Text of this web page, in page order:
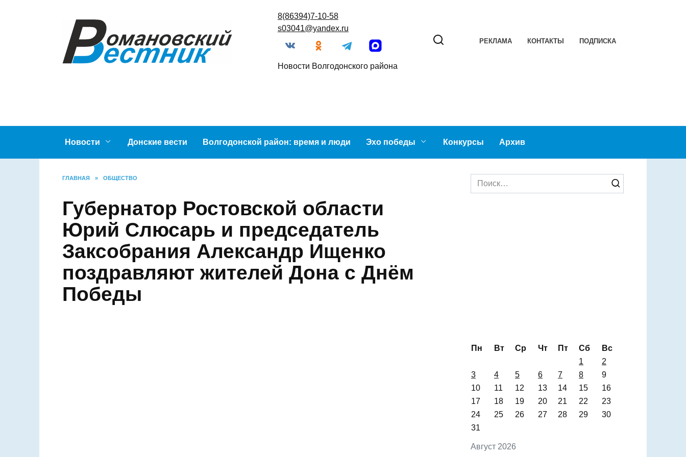
8(86394)7-10-58
s03041@yandex.ru
Новости Волгодонского района
РЕКЛАМА КОНТАКТЫ ПОДПИСКА
Новости Донские вести Волгодонской район: время и люди Эхо победы Конкурсы
ГЛАВНАЯ » ОБЩЕСТВО
Губернатор Ростовской области
Юрий Слюсарь и председатель
Заксобрания Александр Ищенко
поздравляют жителей Дона с
Днём Победы
Search
for:
Август 2026
Пн Вт Ср Чт Пт Сб
Вс
1
2
3
4 5 6 7 8
9
10
11 12 13 14 15
16
17
18 19 20 21 22
23
24
25 26 27 28 29
30
31